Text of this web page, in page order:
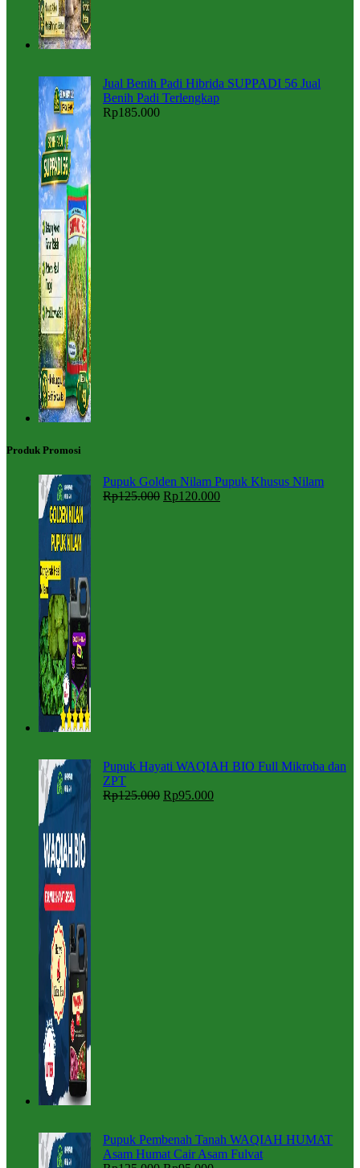
Jual Benih Padi Hibrida SUPPADI 56 Jual
Benih Padi Terlengkap
Rp185.000
Produk Promosi
Pupuk Golden Nilam Pupuk Khusus Nilam
Rp125.000 Rp120.000
Pupuk Hayati WAQIAH BIO Full Mikroba dan
ZPT
Rp125.000 Rp95.000
Pupuk Pembenah Tanah WAQIAH HUMAT
Asam Humat Cair Asam Fulvat